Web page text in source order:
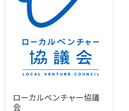
ローカルベンチャー協議
会